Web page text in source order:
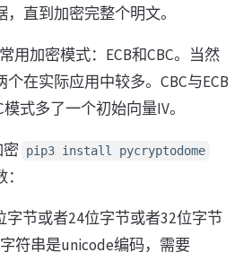
直到加密完整个明文。
用加密模式：ECB和CBC。当然
在实际应用中较多。CBC与ECB
式多了一个初始向量IV。
密 pip3 install pycryptodome
字节或者24位字节或者32位字节
符串是unicode编码，需要